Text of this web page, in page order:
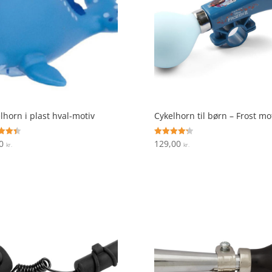
i plast hval-motiv
kr.
Cykelhorn til børn – Frost
Vurderet
4.3
129,00 kr.